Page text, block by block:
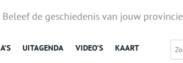
Beleef de geschiedenis van jouw provincie
UITAGENDA VIDEO’S KAART